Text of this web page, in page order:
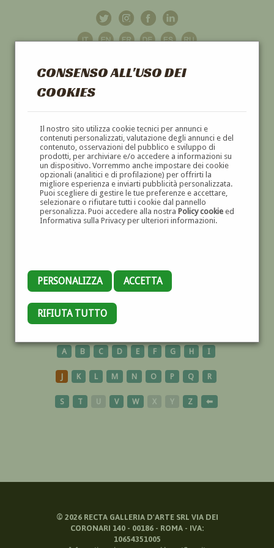
CONSENSO ALL'USO DEI
COOKIES
Il nostro sito utilizza cookie tecnici per annunci e
contenuti personalizzati, valutazione degli annunci e del
contenuto, osservazioni del pubblico e sviluppo di
prodotti, per archiviare e/o accedere a informazioni su
un dispositivo. Vorremmo anche impostare dei cookie
opzionali (analitici e di profilazione) per offrirti la
migliore esperienza e inviarti pubblicità personalizzata.
Puoi scegliere di gestire le tue preferenze e accettare,
selezionare o rifiutare tutti i cookie dal pannello
personalizza. Puoi accedere alla nostra Policy cookieed
Informativa sulla Privacy per ulteriori informazioni.
PERSONALIZZA ACCETTA
RIFIUTA TUTTO
GALLERIAD'ARTE
DIPINTI E SCULTURE '800 E '900
FIGURATIVO
A B C D E F G H I
J K L M N O P Q R
S T U V W X Y Z ⬅
© 2026RECTA GALLERIA D'ARTE SRL VIA DEI
CORONARI 140 - 00186 - ROMA - IVA:
10654351005